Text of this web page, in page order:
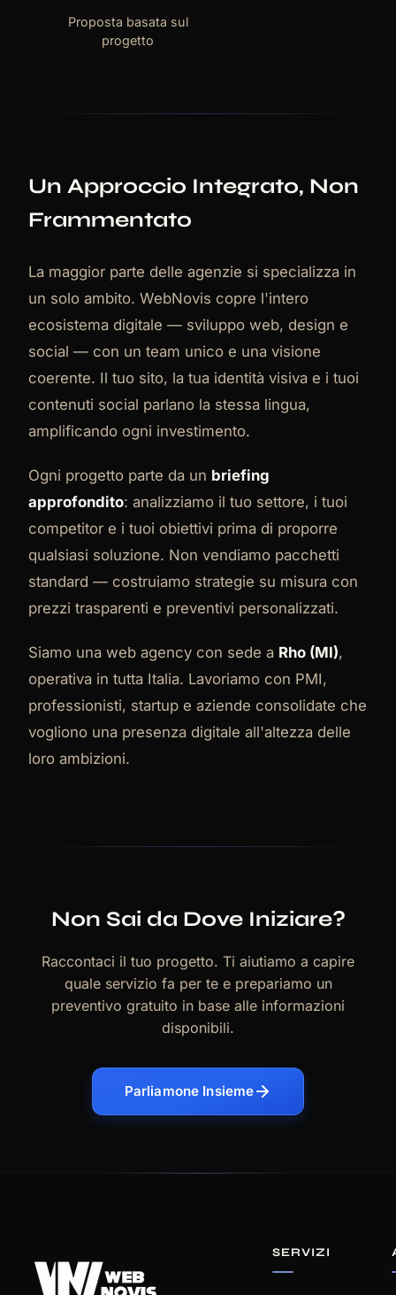
Proposta basata sul
progetto
Un Approccio Integrato, Non
Frammentato
La maggior parte delle agenzie si specializza in
un solo ambito. WebNovis copre l'intero
ecosistema digitale — sviluppo web, design e
social — con un team unico e una visione
coerente. Il tuo sito, la tua identità visiva e i tuoi
contenuti social parlano la stessa lingua,
amplificando ogni investimento.
Ogni progetto parte da un briefing
approfondito: analizziamo il tuo settore, i tuoi
competitor e i tuoi obiettivi prima di proporre
qualsiasi soluzione. Non vendiamo pacchetti
standard — costruiamo strategie su misura con
prezzi trasparenti e preventivi personalizzati.
Siamo una web agency con sede a Rho (MI),
operativa in tutta Italia. Lavoriamo con PMI,
professionisti, startup e aziende consolidate che
vogliono una presenza digitale all'altezza delle
loro ambizioni.
Non Sai da Dove Iniziare?
Raccontaci il tuo progetto. Ti aiutiamo a capire
quale servizio fa per te e prepariamo un
preventivo gratuito in base alle informazioni
disponibili.
Parliamone Insieme
SERVIZI